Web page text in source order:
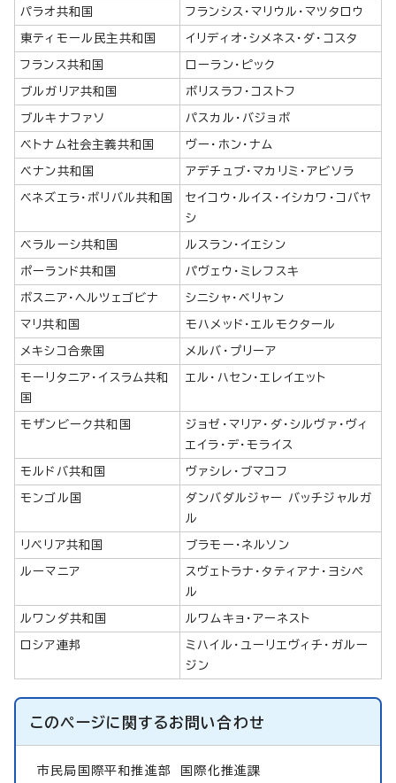
パラオ共和国 フランシス・マリウル・マツタロウ
東ティモール民主共和国 イリディオ・シメネス・ダ・コスタ
フランス共和国 ローラン・ピック
ブルガリア共和国 ボリスラフ・コストフ
ブルキナファソ パスカル・バジョボ
ベトナム社会主義共和国 ヴー・ホン・ナム
ベナン共和国 アデチュブ・マカリミ・アビソラ
ベネズエラ・ボリバル共和国
セイコウ・ルイス・イシカワ・コバヤ
シ
ベラルーシ共和国 ルスラン・イエシン
ポーランド共和国 パヴェウ・ミレフスキ
ボスニア・ヘルツェゴビナ シニシャ・ベリャン
マリ共和国 モハメッド・エルモクタール
メキシコ合衆国 メルバ・プリーア
モーリタニア・イスラム共和
国
エル・ハセン・エレイエット
モザンビーク共和国
ジョゼ・マリア・ダ・シルヴァ・ヴィ
エイラ・デ・モライス
モルドバ共和国 ヴァシレ・ブマコフ
モンゴル国
ダンバダルジャー バッチジャルガ
ル
リベリア共和国 ブラモー・ネルソン
ルーマニア
スヴェトラナ・タティアナ・ヨシペ
ル
ルワンダ共和国 ルワムキョ・アーネスト
ロシア連邦
ミハイル・ユーリエヴィチ・ガルー
ジン
このページに関するお問い合わせ
市民局国際平和推進部
国際化推進課